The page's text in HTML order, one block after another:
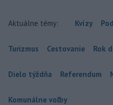
Aktuálne témy: Kvízy
Turizmus Cestovanie Rok
Dielo týždňa Referendum
Komunálne voľby